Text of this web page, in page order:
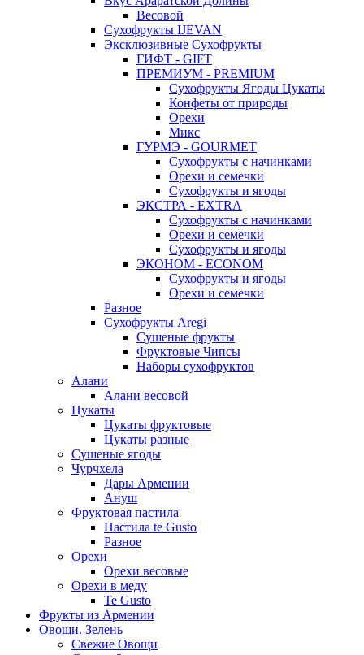
Весовой
Сухофрукты IJEVAN
Эксклюзивные Сухофрукты
ГИФТ - GIFT
ПРЕМИУМ - PREMIUM
Сухофрукты Ягоды Цукаты
Конфеты от природы
Орехи
Микс
ГУРМЭ - GOURMET
Сухофрукты с начинками
Орехи и семечки
Сухофрукты и ягоды
ЭКСТРА - EXTRA
Сухофрукты с начинками
Орехи и семечки
Сухофрукты и ягоды
ЭКОНОМ - ECONOM
Сухофрукты и ягоды
Орехи и семечки
Разное
Сухофрукты Aregi
Сушеные фрукты
Фруктовые Чипсы
Наборы сухофруктов
Алани
Алани весовой
Цукаты
Цукаты фруктовые
Цукаты разные
Сушеные ягоды
Чурчхела
Дары Армении
Ануш
Фруктовая пастила
Пастила te Gusto
Разное
Орехи
Орехи весовые
Орехи в меду
Te Gusto
Фрукты из Армении
Овощи. Зелень
Свежие Овощи